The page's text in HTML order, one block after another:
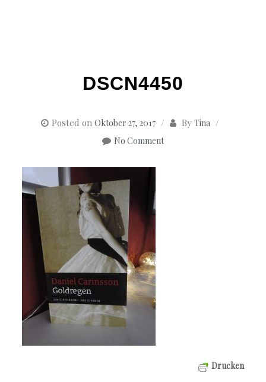
DSCN4450
Posted on Oktober 27, 2017 By Tina
No Comment
Drucken